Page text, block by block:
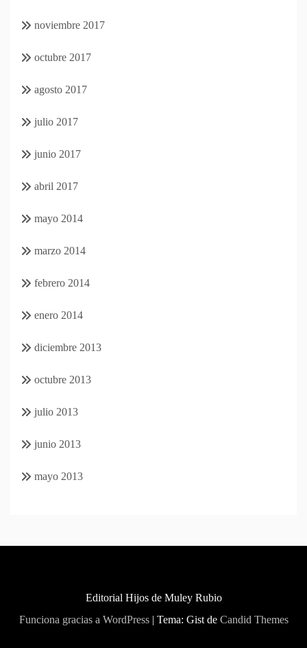
noviembre 2017
octubre 2017
agosto 2017
julio 2017
junio 2017
abril 2017
mayo 2014
marzo 2014
febrero 2014
enero 2014
diciembre 2013
octubre 2013
julio 2013
junio 2013
mayo 2013
Editorial Hijos de Muley Rubio
Funciona gracias a WordPress | Tema: Gist de Candid Themes